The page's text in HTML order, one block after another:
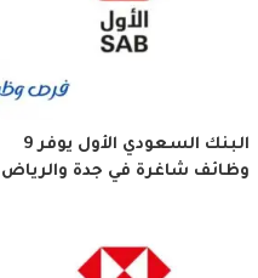
البنك السعودي الأول يوفر 9
وظائف شاغرة في جدة والرياض